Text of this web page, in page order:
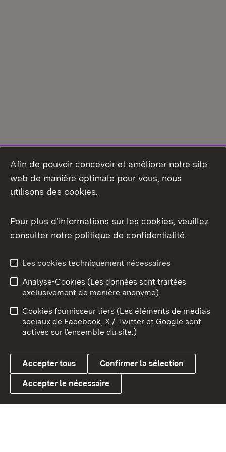
Aperçu des thèmes
Link zum Landesportal
Conseils d'utilisation
Confidentialité
Cookies
Afin de pouvoir concevoir et améliorer notre site
web de manière optimale pour vous, nous
utilisons des cookies.
Pour plus d'informations sur les cookies, veuillez
consulter notre politique de confidentialité.
Les cookies techniquement nécessaires
Analyse-Cookies (Les données sont traitées
exclusivement de manière anonyme).
Cookies fournisseur tiers (Les éléments de médias
sociaux de Facebook, X / Twitter et Google sont
activés sur l'ensemble du site.)
Accepter tous Confirmer la sélection
Accepter le nécessaire